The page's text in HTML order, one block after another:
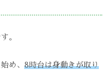
。
め、 8時台は身動きが取り